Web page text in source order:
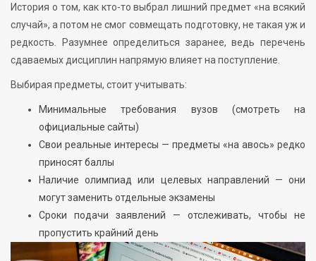
История о том, как кто-то выбрал лишний предмет «на всякий
случай», а потом не смог совмещать подготовку, не такая уж и
редкость. Разумнее определиться заранее, ведь перечень
сдаваемых дисциплин напрямую влияет на поступление.
Выбирая предметы, стоит учитывать:
Минимальные требования вузов (смотреть на
официальные сайты)
Свои реальные интересы — предметы «на авось» редко
приносят баллы
Наличие олимпиад или целевых направлений — они
могут заменить отдельные экзамены
Сроки подачи заявлений — отслеживать, чтобы не
пропустить крайний день